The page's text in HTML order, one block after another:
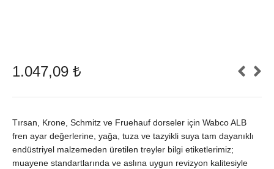
1.047,09 ₺
Tırsan, Krone, Schmitz ve Fruehauf dorseler için Wabco ALB
fren ayar değerlerine, yağa, tuza ve tazyikli suya tam dayanıklı
endüstriyel malzemeden üretilen treyler bilgi etiketlerimiz;
muayene standartlarında ve aslına uygun revizyon kalitesiyle